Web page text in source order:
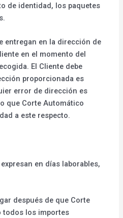
de identidad, los paquetes
entregan en la dirección de
en el momento del
El Cliente debe
proporcionada es
error de dirección es
que Corte Automático
a este respecto.
en días laborables,
después de que Corte
todos los importes